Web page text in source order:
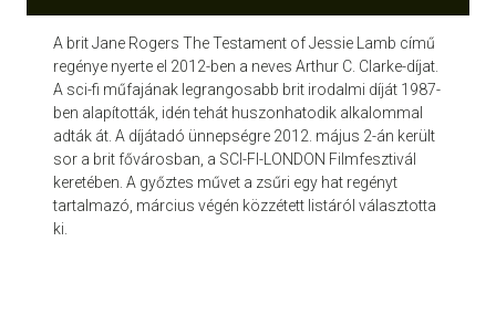
A brit Jane Rogers The Testament of Jessie Lamb című
regénye nyerte el 2012-ben a neves Arthur C. Clarke-díjat.
A sci-fi műfajának legrangosabb brit irodalmi díját 1987-
ben alapították, idén tehát huszonhatodik alkalommal
adták át. A díjátadó ünnepségre 2012. május 2-án került
sor a brit fővárosban, a SCI-FI-LONDON Filmfesztivál
keretében. A győztes művet a zsűri egy hat regényt
tartalmazó, március végén közzétett listáról választotta
ki.